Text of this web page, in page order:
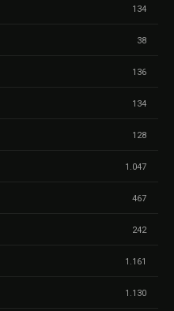
134
38
136
134
128
1.047
467
242
1.161
1.130